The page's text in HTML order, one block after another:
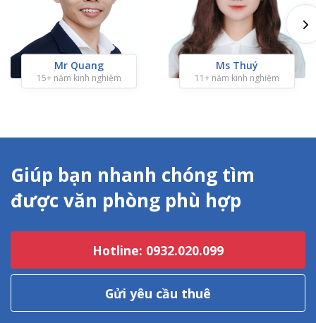
Mr Quang
15+ năm kinh nghiệm
Ms Thuý
11+ năm kinh nghiệm
Giúp bạn nhanh chóng tìm
được văn phòng phù hợp
Hotline: 0932.020.099
Gửi yêu cầu thuê